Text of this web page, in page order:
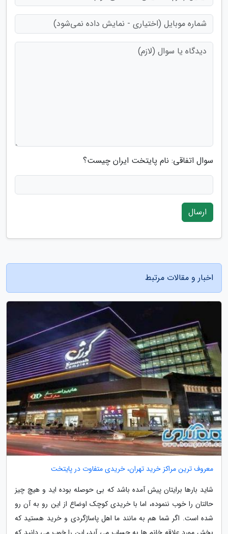
سوال اتفاقی: نام پایتخت ایران چیست؟
ارسال
اخبار و مقالات مرتبط
معروف ترین مراکز خرید تهران، خریدی متفاوت در پایتخت
شاید بارها برایتان پیش آمده باشد که بی حوصله بوده اید و هیچ چیز
حالتان را خوب ننموده، اما با خریدی کوچک اوضاع از این رو به آن رو
شده است. اگر شما هم به مانند ما اهل پاساژگردی و خرید هستید که